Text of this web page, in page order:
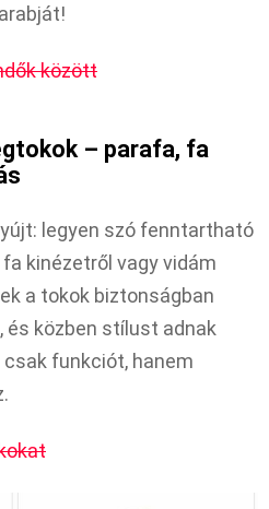
között
– parafa, fa
legyen szó fenntartható
kinézetről vagy vidám
a tokok biztonságban
közben stílust adnak
csak funkciót, hanem